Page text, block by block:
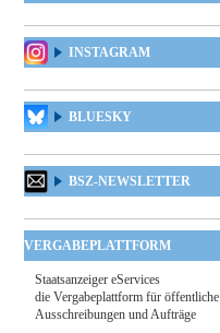
INSTAGRAM
BLUESKY
BSZ-NEWSLETTER
VERGABEPLATTFORM
Staatsanzeiger eServices
die Vergabeplattform für öffentliche
Ausschreibungen und Aufträge